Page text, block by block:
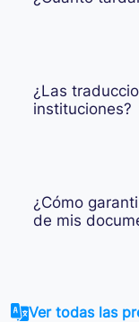
¿Las
instituciones?
¿Cómo
de mis
Ver todas las